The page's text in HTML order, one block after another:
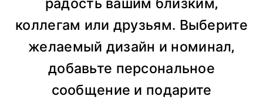
радость вашим близким,
коллегам или друзьям. Выберите
желаемый дизайн и номинал,
добавьте персональное
сообщение и подарите